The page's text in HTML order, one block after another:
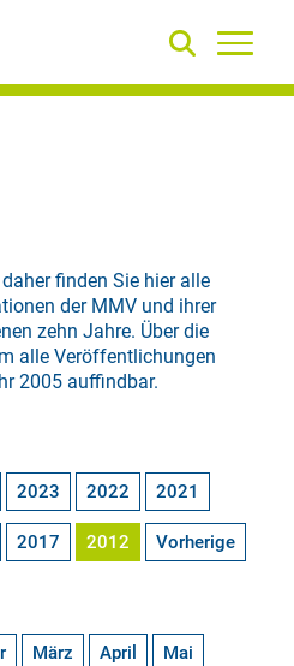
finden Sie hier alle
der MMV und ihrer
zehn Jahre. Über die
alle Veröffentlichungen
2005 auffindbar.
2023 2022 2021
2017 2012 Vorherige
März April Mai